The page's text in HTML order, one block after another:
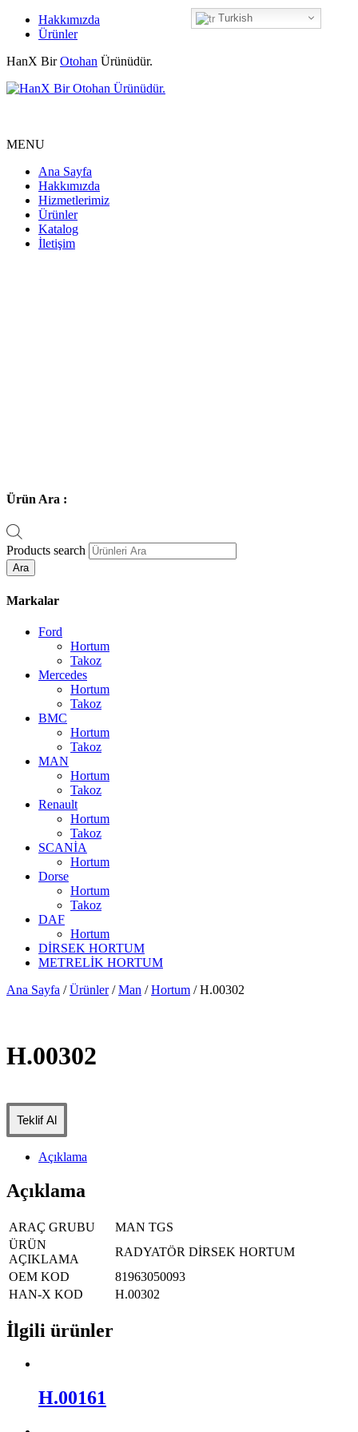
Hakkımızda
Ürünler
HanX BirOtohan Ürünüdür.
MENU
Ana Sayfa
Hakkımızda
Hizmetlerimiz
Ürünler
Katalog
İletişim
Ürün Ara :
Products search
Ara
Markalar
Ford
Hortum
Takoz
Mercedes
Hortum
Takoz
BMC
Hortum
Takoz
MAN
Hortum
Takoz
Renault
Hortum
Takoz
SCANİA
Hortum
Dorse
Hortum
Takoz
DAF
Hortum
DİRSEK HORTUM
METRELİK HORTUM
Ana Sayfa /Ürünler/Man /Hortum / H.00302
H.00302
Teklif Al
Açıklama
Açıklama
ARAÇ GRUBU
MAN TGS
ÜRÜN
AÇIKLAMA
RADYATÖR DİRSEK HORTUM
OEM KOD
81963050093
HAN-X KOD
H.00302
İlgili ürünler
H.00161
Turkish